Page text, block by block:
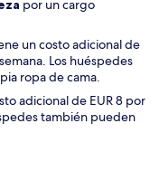
por un cargo
un costo adicional de
Los huéspedes
ropa de cama.
adicional de EUR 8 por
también pueden